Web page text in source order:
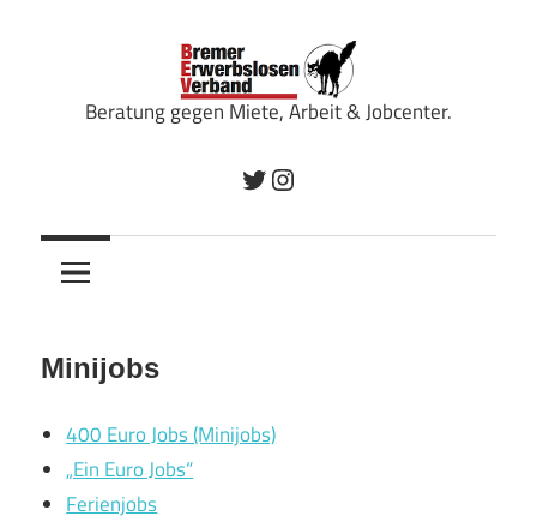
Bremer
Erwerbslosenverband
Beratung gegen Miete, Arbeit & Jobcenter.
TwitterInstagram
Minijobs
400 Euro Jobs (Minijobs)
„Ein Euro Jobs“
Ferienjobs